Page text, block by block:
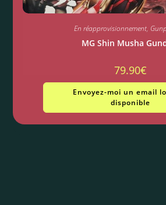
En réapprovisionnement,
MG Shin Musha
79.90€
Envoyez-moi un email
disponible